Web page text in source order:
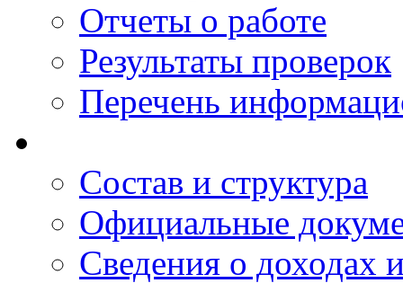
Отчеты о работе
Результаты проверок
Перечень
Состав и структура
Официальные
Сведения о доходах